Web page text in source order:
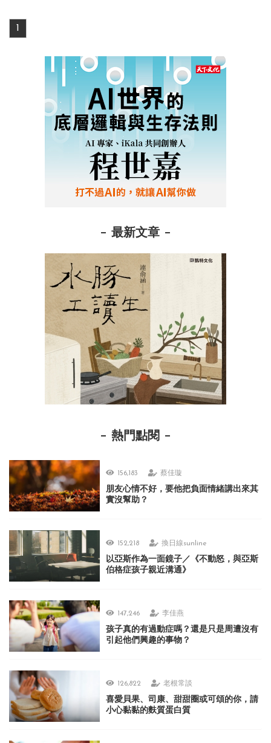
1
最新文章
熱門點閱
156,183 蔡佳璇
朋友心情不好，要他把負面情緒講出來其
實沒幫助？
152,218 換日線sunline
以亞斯作為一面鏡子／《不動怒，與亞斯
伯格症孩子親近溝通》
147,246 李佳燕
孩子真的有過動症嗎？還是只是周遭沒有
引起他們興趣的事物？
126,822 老根常談
喜愛貝果、司康、甜甜圈或可頌的你，請
小心黏黏的麩質蛋白質